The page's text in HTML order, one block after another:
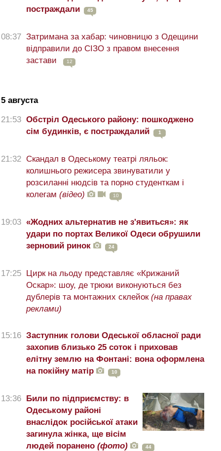
постраждали
45
08:37 Затримана за хабар: чиновницю з Одещини
відправили до СІЗО з правом внесення
застави
12
5 августа
21:53 Обстріл Одеського району: пошкоджено
сім будинків, є постраждалий
1
21:32 Скандал в Одеському театрі ляльок:
колишнього режисера звинуватили у
розсиланні нюдсів та порно студенткам і
колегам (відео) 10
19:03 «Жодних альтернатив не з'явиться»: як
удари по портах Великої Одеси обрушили
зерновий ринок
24
17:25 Цирк на льоду представляє «Крижаний
Оскар»: шоу, де трюки виконуються без
дублерів та монтажних склейок (на правах
реклами)
15:16 Заступник голови Одеської обласної ради
захопив близько 25 соток і приховав
елітну землю на Фонтані: вона оформлена
на покійну матір
10
13:36 Били по підприємству: в
Одеському районі
внаслідок російської атаки
загинула жінка, ще вісім
людей поранено (фото) 44